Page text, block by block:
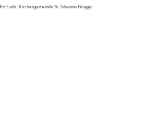
Luth. Kirchengemeinde St. Johannis Brügge.